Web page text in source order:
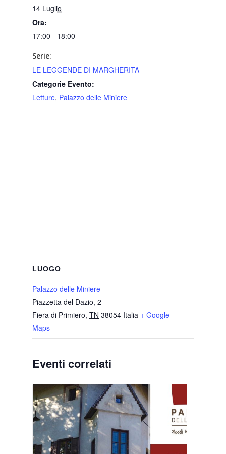
14 Luglio
Ora:
17:00 - 18:00
Serie:
LE LEGGENDE DI MARGHERITA
Categorie Evento:
Letture, Palazzo delle Miniere
LUOGO
Palazzo delle Miniere
Piazzetta del Dazio, 2
Fiera di Primiero, TN 38054 Italia + Google
Maps
Eventi correlati